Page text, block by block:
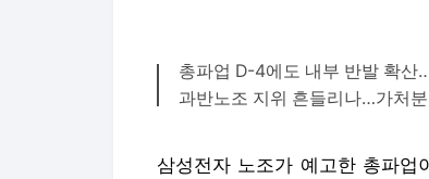
총파업 D-4에도 내부 반발 확산
과반노조 지위 흔들리나…가처
삼성전자 노조가 예고한 총파업